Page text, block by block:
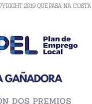
2019 QUE PASA NA COSTA